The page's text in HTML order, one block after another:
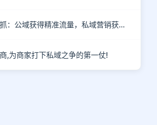
公域和私域两手抓：公域获得精准流量，私域营销获客成单
,为商家打下私域之争的第一仗!